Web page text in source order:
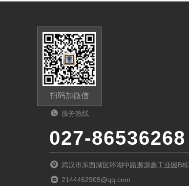
扫码加微信
服务热线
027-86536268
武汉市东西湖区环湖中路源源鑫工业园B栋
2144462909@qq.com